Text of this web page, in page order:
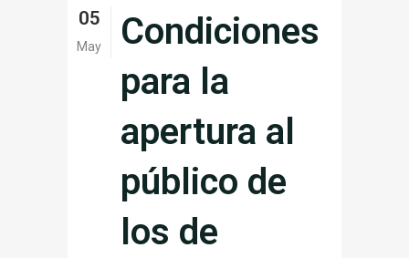
05
May
Condiciones
para la
apertura al
público de
los de